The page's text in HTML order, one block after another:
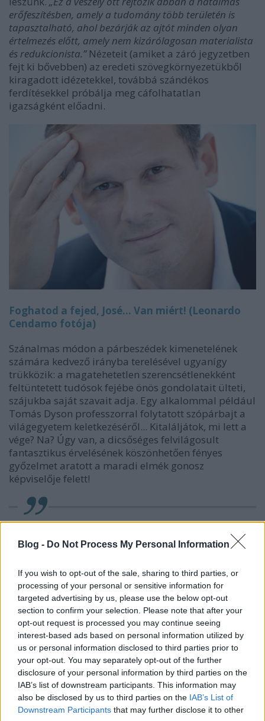
Blog - Do Not Process My Personal Information
If you wish to opt-out of the sale, sharing to third parties, or
processing of your personal or sensitive information for
targeted advertising by us, please use the below opt-out
section to confirm your selection. Please note that after your
opt-out request is processed you may continue seeing
interest-based ads based on personal information utilized by
us or personal information disclosed to third parties prior to
your opt-out. You may separately opt-out of the further
disclosure of your personal information by third parties on the
IAB’s list of downstream participants. This information may
also be disclosed by us to third parties on the IAB’s List of
Downstream Participants that may further disclose it to other
erőfeszítésben, amely a tudomány több területén is
tapasztalható, ahol bezárják az ajtót minden olyan
értelmezés előtt, amely nem kizárólagosan materialista
és redukcionista.”Nézeteit (amiket a záró jegyzetben
fejt ki bővebben) az eredeti szövegkörnyezetükből
kiragadott idézetekkel, továbbá szándékos
ferdítésekkel próbálja meg cáfolhatatlan
igazságként előadni.
Foghatod a fejed, José... Van miért! (Leonardo
Cendamo fotója)
Szánalmas módon a párbeszédek kimenetelének
számára kedvező irányba terelésével ugyanígy
trükközik: a magatehetetlen szerencsétlenekként
feltüntetett tudósok fejébe önös gondolatait ülteti,
szájukba saját szavait adja. Egy alkalommal például
Tomás Dyson professzorral folytatott szópárbajt a
világegyetem keletkezéséről... Kitaláljátok, mi lett a
vége? Na? Úgy van, a dicsőséges felvilágosult
fantasztikus érvelésének köszönhetően fényes
győzelmet aratott a maradi elmék gonosz
képviselője felett!
Az asztrofizikus magasba emelte a
– Ön nyert, Tom.
Fogadni mernék rá, hogy derekasan küzdő
prófétáink ezt az utolsó mondatot akarják hallani
minden egyes vitájuk végén...*mély sóhaj*Nézzünk
meg egy másik esetet!